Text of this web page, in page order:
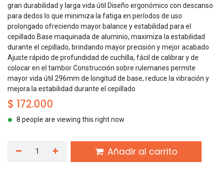
gran durabilidad y larga vida útil Diseño ergonómico con descanso
para dedos lo que minimiza la fatiga en períodos de uso
prolongado ofreciendo mayor balance y estabilidad para el
cepillado Base maquinada de aluminio, maximiza la estabilidad
durante el cepillado, brindando mayor precisión y mejor acabado
Ajuste rápido de profundidad de cuchilla, fácil de calibrar y de
colocar en el tambor Construcción sobre rulemanes permite
mayor vida útil 296mm de longitud de base, reduce la vibración y
mejora la estabilidad durante el cepillado
$ 172.000
8 people are viewing this right now
Añadir al carrito